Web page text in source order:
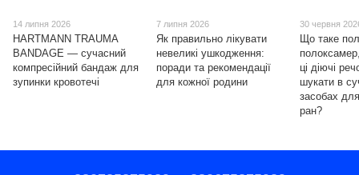
14 липня 2026
HARTMANN TRAUMA
BANDAGE — сучасний
компресійний бандаж для
зупинки кровотечі
7 липня 2026
Як правильно лікувати
невеликі ушкодження:
поради та рекомендації
для кожної родини
30 червня
Що таке
ці діючі
шукати в
засобах
ран?